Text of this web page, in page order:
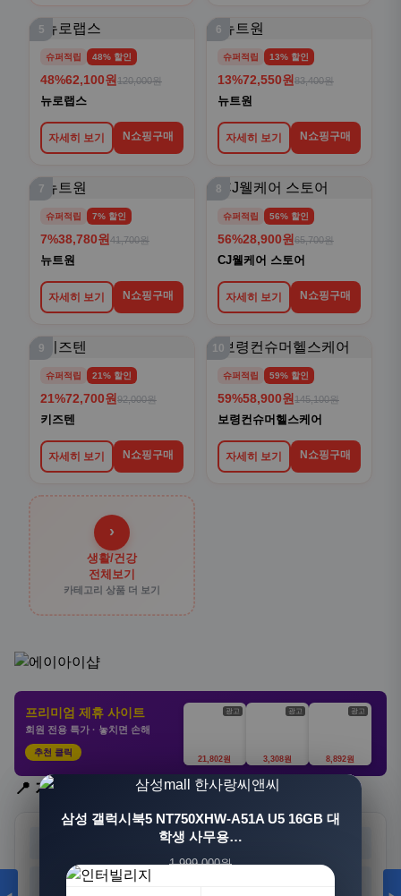
5
슈퍼적립 48% 할인
48%62,100원 120,000원
뉴로랩스
자세히 보기 N쇼핑구매
6
슈퍼적립 13% 할인
13%72,550원 83,400원
뉴트원
자세히 보기 N쇼핑구매
7
슈퍼적립 7% 할인
7%38,780원 41,700원
뉴트원
자세히 보기 N쇼핑구매
8
슈퍼적립 56% 할인
56%28,900원 65,700원
CJ웰케어 스토어
자세히 보기 N쇼핑구매
9
슈퍼적립 21% 할인
21%72,700원 92,000원
키즈텐
자세히 보기 N쇼핑구매
10
슈퍼적립 59% 할인
59%58,900원 145,100원
보령컨슈머헬스케어
자세히 보기 N쇼핑구매
›
생활/건강
전체보기
카테고리 상품 더 보기
프리미엄 제휴 사이트
회원 전용 특가 · 놓치면 손해
추천 클릭
광고
21,802원
광고
3,308원
광고
8,892원
📍 지역 선택
부산 대구
광주 대전 세종
[3+1] 동국제약 마이핏 V 활성엽산 임신준비 임산
부영양 30정, 4개
100,000원
삼성 갤럭시북5 NT750XHW-A51A U5 16GB 대
학생 사무용…
1,999,000원